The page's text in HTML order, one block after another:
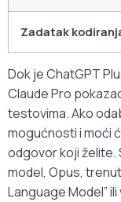
Zadatak
Dok je ChatGPT
Claude Pro
testovima. Ako
mogućnosti i moći
odgovor koji želite.
model, Opus,
Language Model”